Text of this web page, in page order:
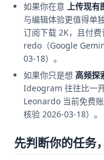
如果你在意 上传现有
与编辑体验更值得单
订阅下载 2K，且付
redo（Google
03-18）。
如果你只是想 高频探
Ideogram 往往比一
Leonardo 当前免费
核验 2026-03-18）。
先判断你的任务